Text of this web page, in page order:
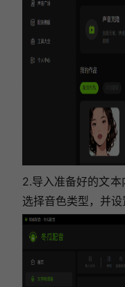
2.导入准备好的文
选择音色类型，并设